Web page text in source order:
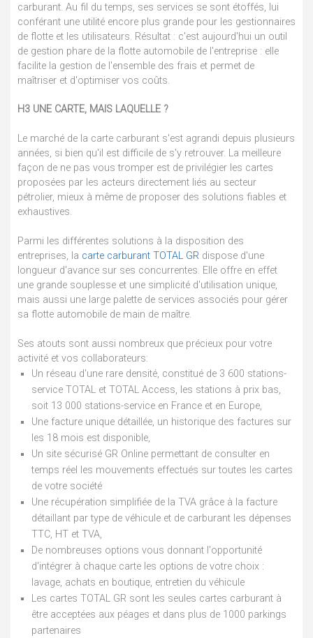
carburant. Au fil du temps, ses services se sont étoffés, lui
conférant une utilité encore plus grande pour les gestionnaires
de flotte et les utilisateurs. Résultat : c'est aujourd'hui un outil
de gestion phare de la flotte automobile de l'entreprise : elle
facilite la gestion de l'ensemble des frais et permet de
maîtriser et d'optimiser vos coûts.
H3 UNE CARTE, MAIS LAQUELLE ?
Le marché de la carte carburant s'est agrandi depuis plusieurs
années, si bien qu'il est difficile de s'y retrouver. La meilleure
façon de ne pas vous tromper est de privilégier les cartes
proposées par les acteurs directement liés au secteur
pétrolier, mieux à même de proposer des solutions fiables et
exhaustives.
Parmi les différentes solutions à la disposition des
entreprises, la carte carburant TOTAL GR dispose d'une
longueur d'avance sur ses concurrentes. Elle offre en effet
une grande souplesse et une simplicité d'utilisation unique,
mais aussi une large palette de services associés pour gérer
sa flotte automobile de main de maître.
Ses atouts sont aussi nombreux que précieux pour votre
activité et vos collaborateurs:
Un réseau d'une rare densité, constitué de 3 600 stations-
service TOTAL et TOTAL Access, les stations à prix bas,
soit 13 000 stations-service en France et en Europe,
Une facture unique détaillée, un historique des factures sur
les 18 mois est disponible,
Un site sécurisé GR Online permettant de consulter en
temps réel les mouvements effectués sur toutes les cartes
de votre société
Une récupération simplifiée de la TVA grâce à la facture
détaillant par type de véhicule et de carburant les dépenses
TTC, HT et TVA,
De nombreuses options vous donnant l'opportunité
d'intégrer à chaque carte les options de votre choix :
lavage, achats en boutique, entretien du véhicule
Les cartes TOTAL GR sont les seules cartes carburant à
être acceptées aux péages et dans plus de 1000 parkings
partenaires